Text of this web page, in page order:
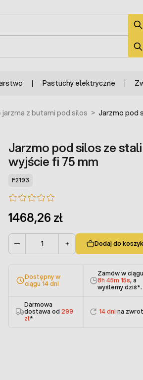
Pastuchy elektryczne
z butami pod silos > Jarzmo pod
Jarzmo pod silos ze
wyjście fi 75 mm
F2193
1468,26 zł
Dodaj do
Dostępny w
ciągu 14 dni
Zamów w ciągu
8h 45m 14s, a
wyślemy dziś*.
Darmowa
dostawa od299
zł*
14 dni na